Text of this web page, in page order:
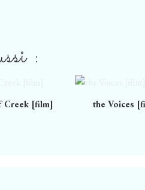
:
Creek [film]
the Voices